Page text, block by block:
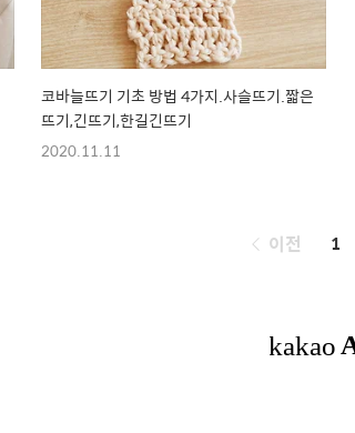
코바늘뜨기 기초 방법 4가지.사슬뜨기.짧은
뜨기,긴뜨기,한길긴뜨기
2020.11.11
페
이전 1